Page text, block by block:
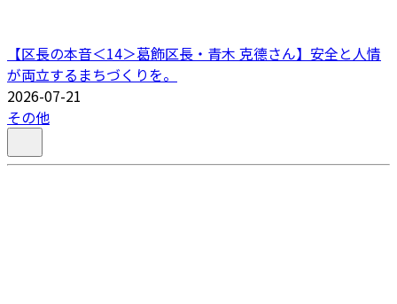
【区長の本音＜14＞葛飾区長・青木 克德さん】安全と人情
が両立するまちづくりを。
2026-07-21
その他